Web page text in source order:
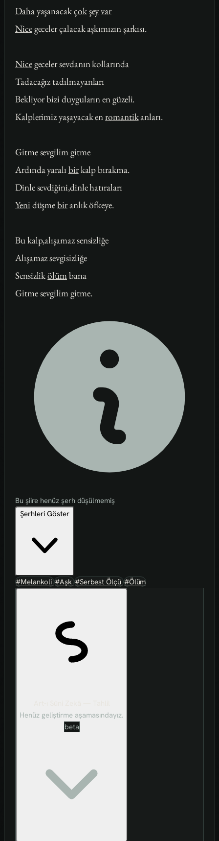
Dahayaşanacakçokşeyvar
Nicegeceler çalacak aşkımızın şarkısı.
Nicegeceler sevdanın kollarında
Tadacağız tadılmayanları
Bekliyor bizi duyguların en güzeli.
Kalplerimiz yaşayacak enromantikanları.
Gitme sevgilim gitme
Ardında yaralı birkalp bırakma.
Dinle sevdiğini,dinle hatıraları
Yeni düşmebiranlık öfkeye.
Bu kalp,alışamaz sensizliğe
Alışamaz sevgisizliğe
Sensizlikölümbana
Gitme sevgilim gitme.
Bu şiire henüz şerh düşülmemiş
Şerhleri Göster
#Melankoli#Aşk#Serbest Ölçü#Ölüm
Henüz geliştirme aşamasındayız.
beta